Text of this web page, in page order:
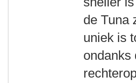
de Tuna
uniek is
ondanks